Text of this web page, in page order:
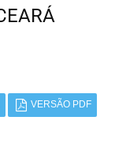
VERSÃO PDF